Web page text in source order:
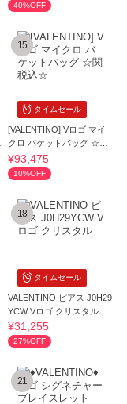
40%OFF
タイムセール
15
[VALENTINO] Vロゴ マイ
クロ バケットバッグ ☆関
税込☆
¥93,475
10%OFF
タイムセール
18
VALENTINO ピアス J0H29
YCW Vロゴ クリスタル
¥31,255
27%OFF
21